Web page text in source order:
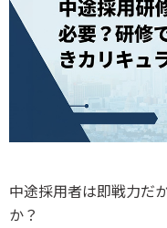
中途採用者は即戦力だ
か？